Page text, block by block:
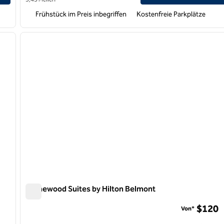
Frühstück im Preis inbegriffen Kostenfreie Parkplätze
nächstes Bild
1 von 12
Homewood Suites by Hilton Belmont
Von* $120